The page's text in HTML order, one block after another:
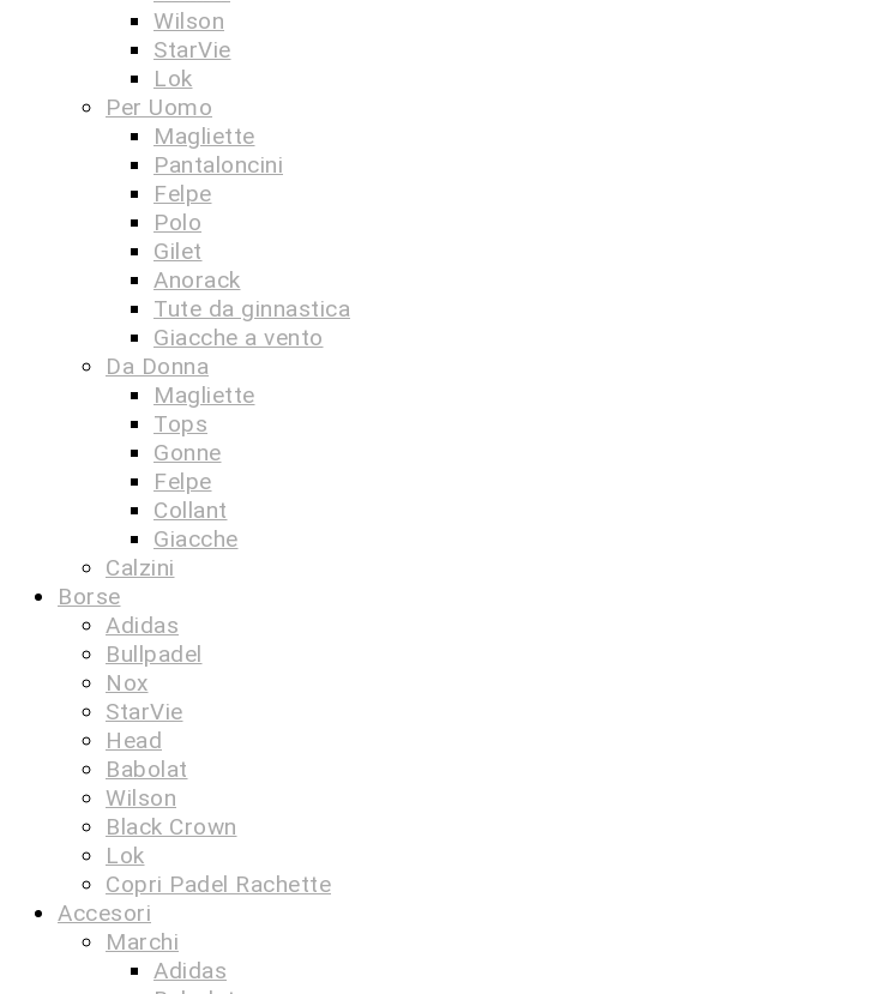
Wilson
StarVie
Lok
Per Uomo
Magliette
Pantaloncini
Felpe
Polo
Gilet
Anorack
Tute da ginnastica
Giacche a vento
Da Donna
Magliette
Tops
Gonne
Felpe
Collant
Giacche
Calzini
Borse
Adidas
Bullpadel
Nox
StarVie
Head
Babolat
Wilson
Black Crown
Lok
Copri Padel Rachette
Accesori
Marchi
Adidas